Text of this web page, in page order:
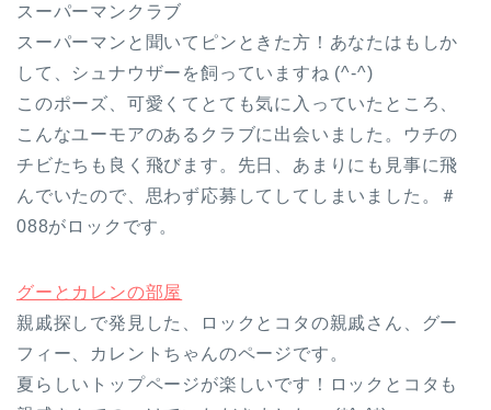
スーパーマンクラブ
スーパーマンと聞いてピンときた方！あなたはもしか
して、シュナウザーを飼っていますね (^-^)
このポーズ、可愛くてとても気に入っていたところ、
こんなユーモアのあるクラブに出会いました。ウチの
チビたちも良く飛びます。先日、あまりにも見事に飛
んでいたので、思わず応募してしてしまいました。＃
088がロックです。
グーとカレンの部屋
親戚探しで発見した、ロックとコタの親戚さん、グー
フィー、カレントちゃんのページです。
夏らしいトップページが楽しいです！ロックとコタも